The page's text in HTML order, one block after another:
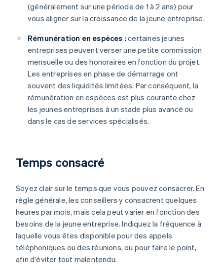
(généralement sur une période de 1 à 2 ans) pour
vous aligner sur la croissance de la jeune entreprise.
Rémunération en espèces : certaines jeunes
entreprises peuvent verser une petite commission
mensuelle ou des honoraires en fonction du projet.
Les entreprises en phase de démarrage ont
souvent des liquidités limitées. Par conséquent, la
rémunération en espèces est plus courante chez
les jeunes entreprises à un stade plus avancé ou
dans le cas de services spécialisés.
Temps consacré
Soyez clair sur le temps que vous pouvez consacrer. En
règle générale, les conseillers y consacrent quelques
heures par mois, mais cela peut varier en fonction des
besoins de la jeune entreprise. Indiquez la fréquence à
laquelle vous êtes disponible pour des appels
téléphoniques ou des réunions, ou pour faire le point,
afin d'éviter tout malentendu.